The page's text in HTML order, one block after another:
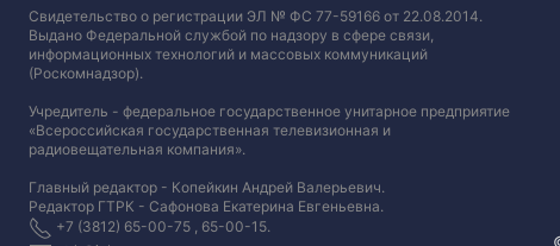
Свидетельство о регистрации ЭЛ № ФС 77-59166 от 22.08.2014.
Выдано Федеральной службой по надзору в сфере связи,
информационных технологий и массовых коммуникаций
(Роскомнадзор).
Учредитель - федеральное государственное унитарное предприятие
«Всероссийская государственная телевизионная и
радиовещательная компания».
Главный редактор - Копейкин Андрей Валерьевич.
Редактор ГТРК - Сафонова Екатерина Евгеньевна.
+7 (3812) 65-00-75 , 65-00-15.